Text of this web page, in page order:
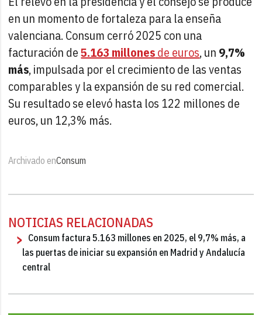
en un momento de fortaleza para la enseña
valenciana. Consum cerró 2025 con una
facturación de5.163 millonesde euros, un 9,7%
más, impulsada por el crecimiento de las ventas
comparables y la expansión de su red comercial.
Su resultado se elevó hasta los 122 millones de
euros, un 12,3% más.
Archivado enConsum
NOTICIAS RELACIONADAS
Consum factura 5.163 millones en 2025, el 9,7% más, a
las puertas de iniciar su expansión en Madrid y Andalucía
central